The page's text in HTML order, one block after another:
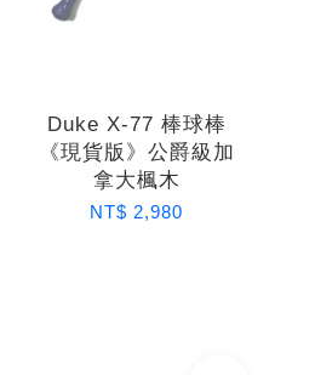
Duke X-77 棒球棒
《現貨版》公爵級加
拿大楓木
NT$ 2,980